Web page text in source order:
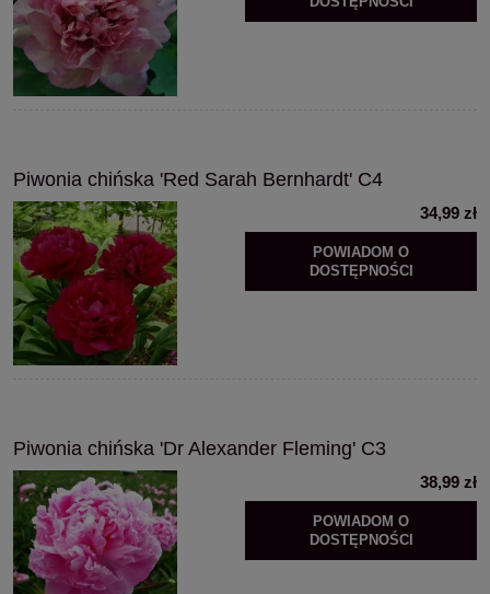
Piwonia chińska 'Red Sarah Bernhardt' C4
34,99 zł
POWIADOM O
DOSTĘPNOŚCI
Piwonia chińska 'Dr Alexander Fleming' C3
38,99 zł
POWIADOM O
DOSTĘPNOŚCI